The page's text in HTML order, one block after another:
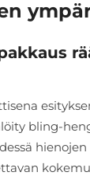
bling-